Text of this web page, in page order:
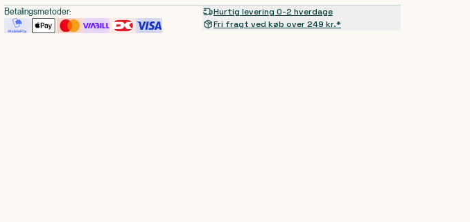
Betalingsmetoder:
Hurtig levering 0-2 hverdage
Fri fragt ved køb over 249 kr.*